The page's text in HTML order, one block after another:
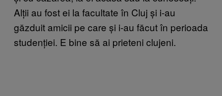
Alții au fost ei la facultate în Cluj și i-au
găzduit amicii pe care și i-au făcut în perioada
studenției. E bine să ai prieteni clujeni.